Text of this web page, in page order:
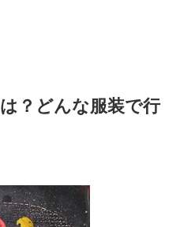
？どんな服装で行